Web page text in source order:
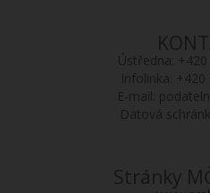
Ústředna:
Infolinka: +420
E-mail:
Datová
Stránky